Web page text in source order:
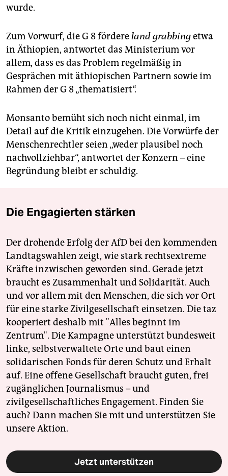
wurde.
Zum Vorwurf, die G 8 fördereland grabbingetwa
in Äthiopien, antwortet das Ministerium vor
allem, dass es das Problem regelmäßig in
Gesprächen mit äthiopischen Partnern sowie im
Rahmen der G 8 „thematisiert“.
Monsanto bemüht sich noch nicht einmal, im
Detail auf die Kritik einzugehen. Die Vorwürfe der
Menschenrechtler seien „weder plausibel noch
nachvollziehbar“, antwortet der Konzern – eine
Begründung bleibt er schuldig.
Die Engagierten stärken
Der drohende Erfolg der AfD bei den kommenden
Landtagswahlen zeigt, wie stark rechtsextreme
Kräfte inzwischen geworden sind. Gerade jetzt
braucht es Zusammenhalt und Solidarität. Auch
und vor allem mit den Menschen, die sich vor Ort
für eine starke Zivilgesellschaft einsetzen. Die taz
kooperiert deshalb mit "Alles beginnt im
Zentrum". Die Kampagne unterstützt bundesweit
linke, selbstverwaltete Orte und baut einen
solidarischen Fonds für deren Schutz und Erhalt
auf. Eine offene Gesellschaft braucht guten, frei
zugänglichen Journalismus – und
zivilgesellschaftliches Engagement. Finden Sie
auch? Dann machen Sie mit und unterstützen Sie
unsere Aktion.
Jetzt unterstützen